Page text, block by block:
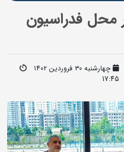
محل فدراسیون
چهارشنبه ۳۰ فروردین ۱۴۰۲
17:45